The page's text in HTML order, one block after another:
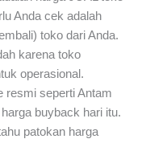
Anda cek adalah
toko dari Anda.
karena toko
operasional.
resmi seperti Antam
buyback hari itu.
patokan harga